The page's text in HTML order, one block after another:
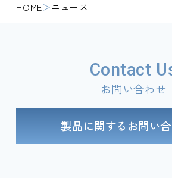
HOME ニュース
Contact
お問い合わせ
製品に関するお問い